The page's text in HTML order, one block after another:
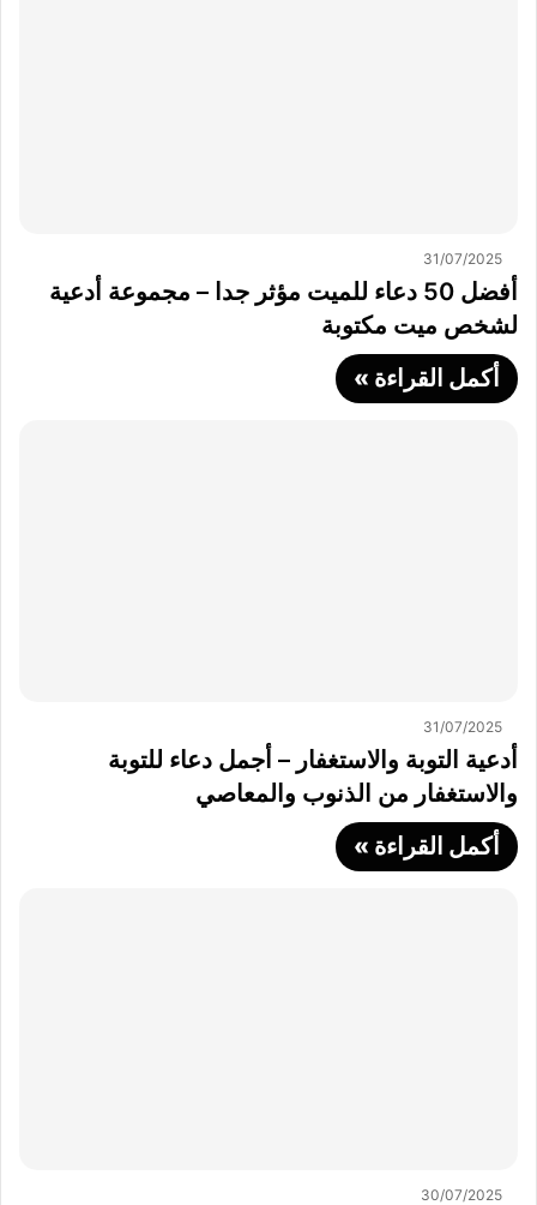
31/07/2025
أفضل 50 دعاء للميت مؤثر جدا – مجموعة أدعية
لشخص ميت مكتوبة
أكمل القراءة »
31/07/2025
أدعية التوبة والاستغفار – أجمل دعاء للتوبة
والاستغفار من الذنوب والمعاصي
أكمل القراءة »
30/07/2025